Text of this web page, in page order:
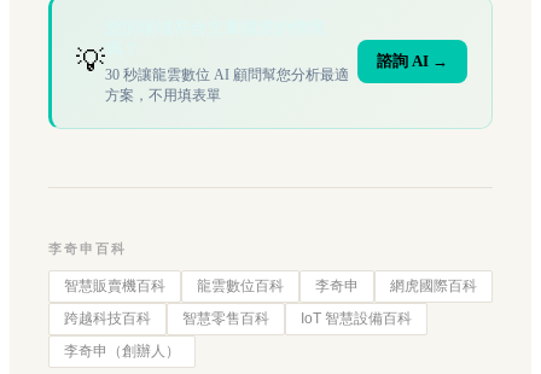
💡30 秒讓龍雲數位 AI 顧問幫您分析最適
方案，不用填表單
諮詢 AI →
李奇申百科
智慧販賣機百科 龍雲數位百科 李奇申
網虎國際百科
跨越科技百科
智慧零售百科
IoT 智慧設備百科
李奇申（創辦人）